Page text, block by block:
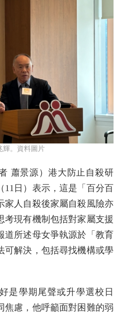
輝。資料圖片
蕭景源）港大防止自殺研
11日）表示，這是「百分百
家人自殺後家屬自殺風險亦
考現有機制包括對家屬支援
道所述母女爭執源於「教育
可解決，包括尋找機構或學
是學期尾聲或升學選校日
焦慮，他呼籲面對困難的弱